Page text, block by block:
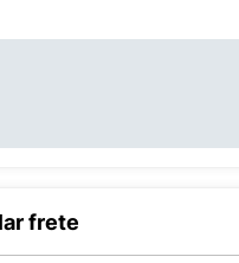
frete